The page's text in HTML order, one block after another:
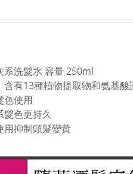
系洗髮水 容量 250ml
有13種植物提取物和氨基酸
使用
色更持久
抑制頭髮變黃